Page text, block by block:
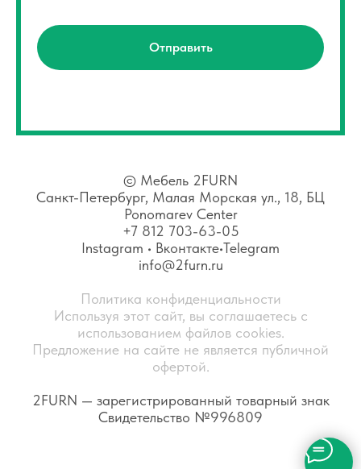
Отправить
© Мебель 2FURN
Санкт-Петербург, Малая Морская ул., 18, БЦ
Ponomarev Center
+7 812 703-63-05
Instagram • Вконтакте•Telegram
info@2furn.ru
Политика конфиденциальности
Используя этот сайт, вы соглашаетесь с
использованием файлов cookies.
Предложение на сайте не является публичной
офертой.
2FURN — зарегистрированный товарный знак
Свидетельство №996809